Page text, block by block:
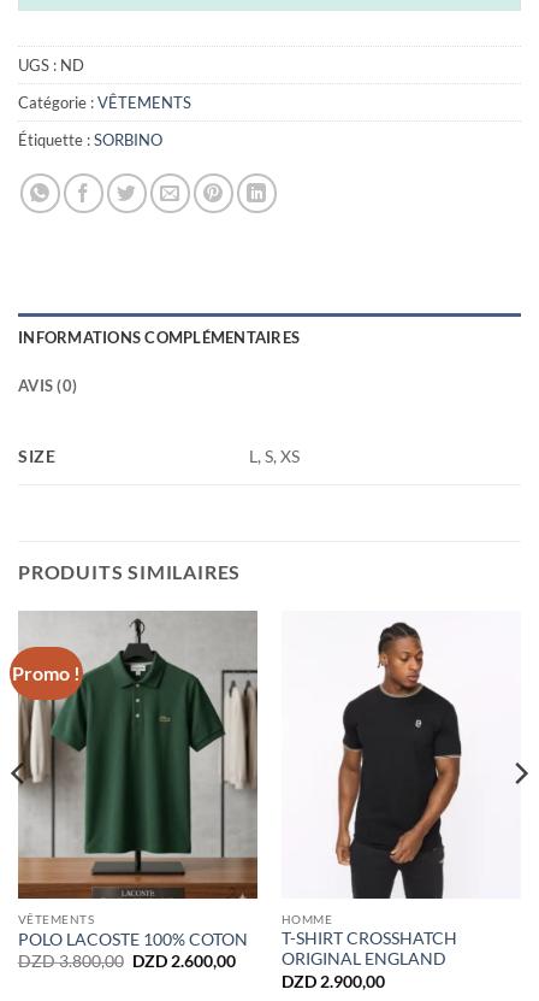
UGS : ND
Catégorie :VÊTEMENTS
Étiquette :SORBINO
INFORMATIONS COMPLÉMENTAIRES
AVIS (0)
SIZE L, S, XS
PRODUITS SIMILAIRES
Promo !
VÊTEMENTS
POLO LACOSTE 100% COTON
DZD3.800,00 Le
DZD2.600,00Le
HOMME
T-SHIRT CROSSHATCH
ORIGINAL ENGLAND
DZD2.900,00